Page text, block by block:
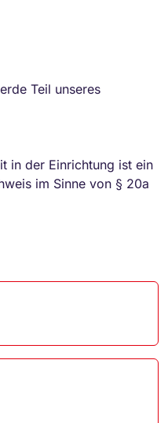
Teil unseres
in der Einrichtung ist ein
im Sinne von § 20a